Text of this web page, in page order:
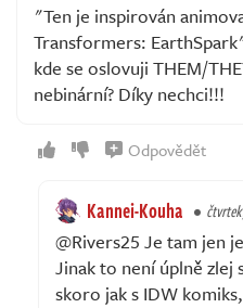
"Ten je inspirován
Transformers:
kde se oslovuji THEM/
nebinární? Díky nechci!!!
Odpovědět
Kannei-Kouha
@Rivers25 Je tam jen
Jinak to není úplně
skoro jak s IDW